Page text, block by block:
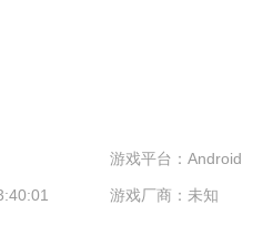
游戏平台：Android
游戏厂商：未知